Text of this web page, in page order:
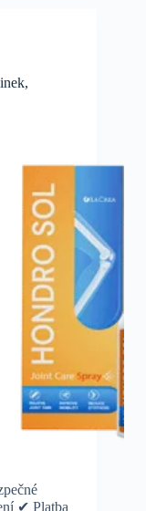
✔ Platba